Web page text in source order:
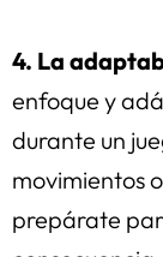
4. La
enfoque y
durante un
movimientos
prepárate